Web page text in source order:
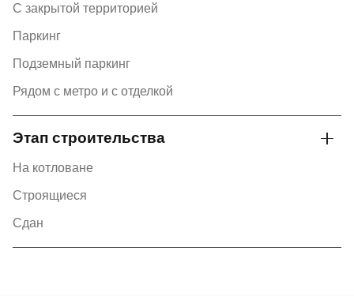
С закрытой территорией
Паркинг
Подземный паркинг
Рядом с метро и с отделкой
Этап строительства
На котловане
Строящиеся
Сдан